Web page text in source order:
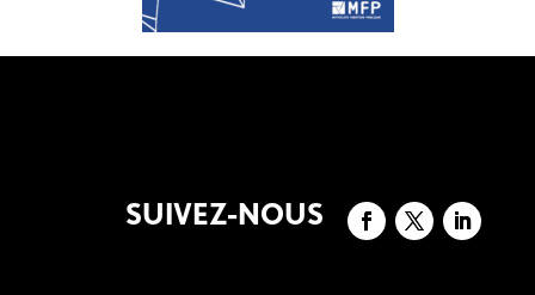
SUIVEZ-NOUS